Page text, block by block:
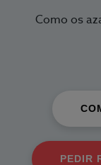
Como os
PEDIR